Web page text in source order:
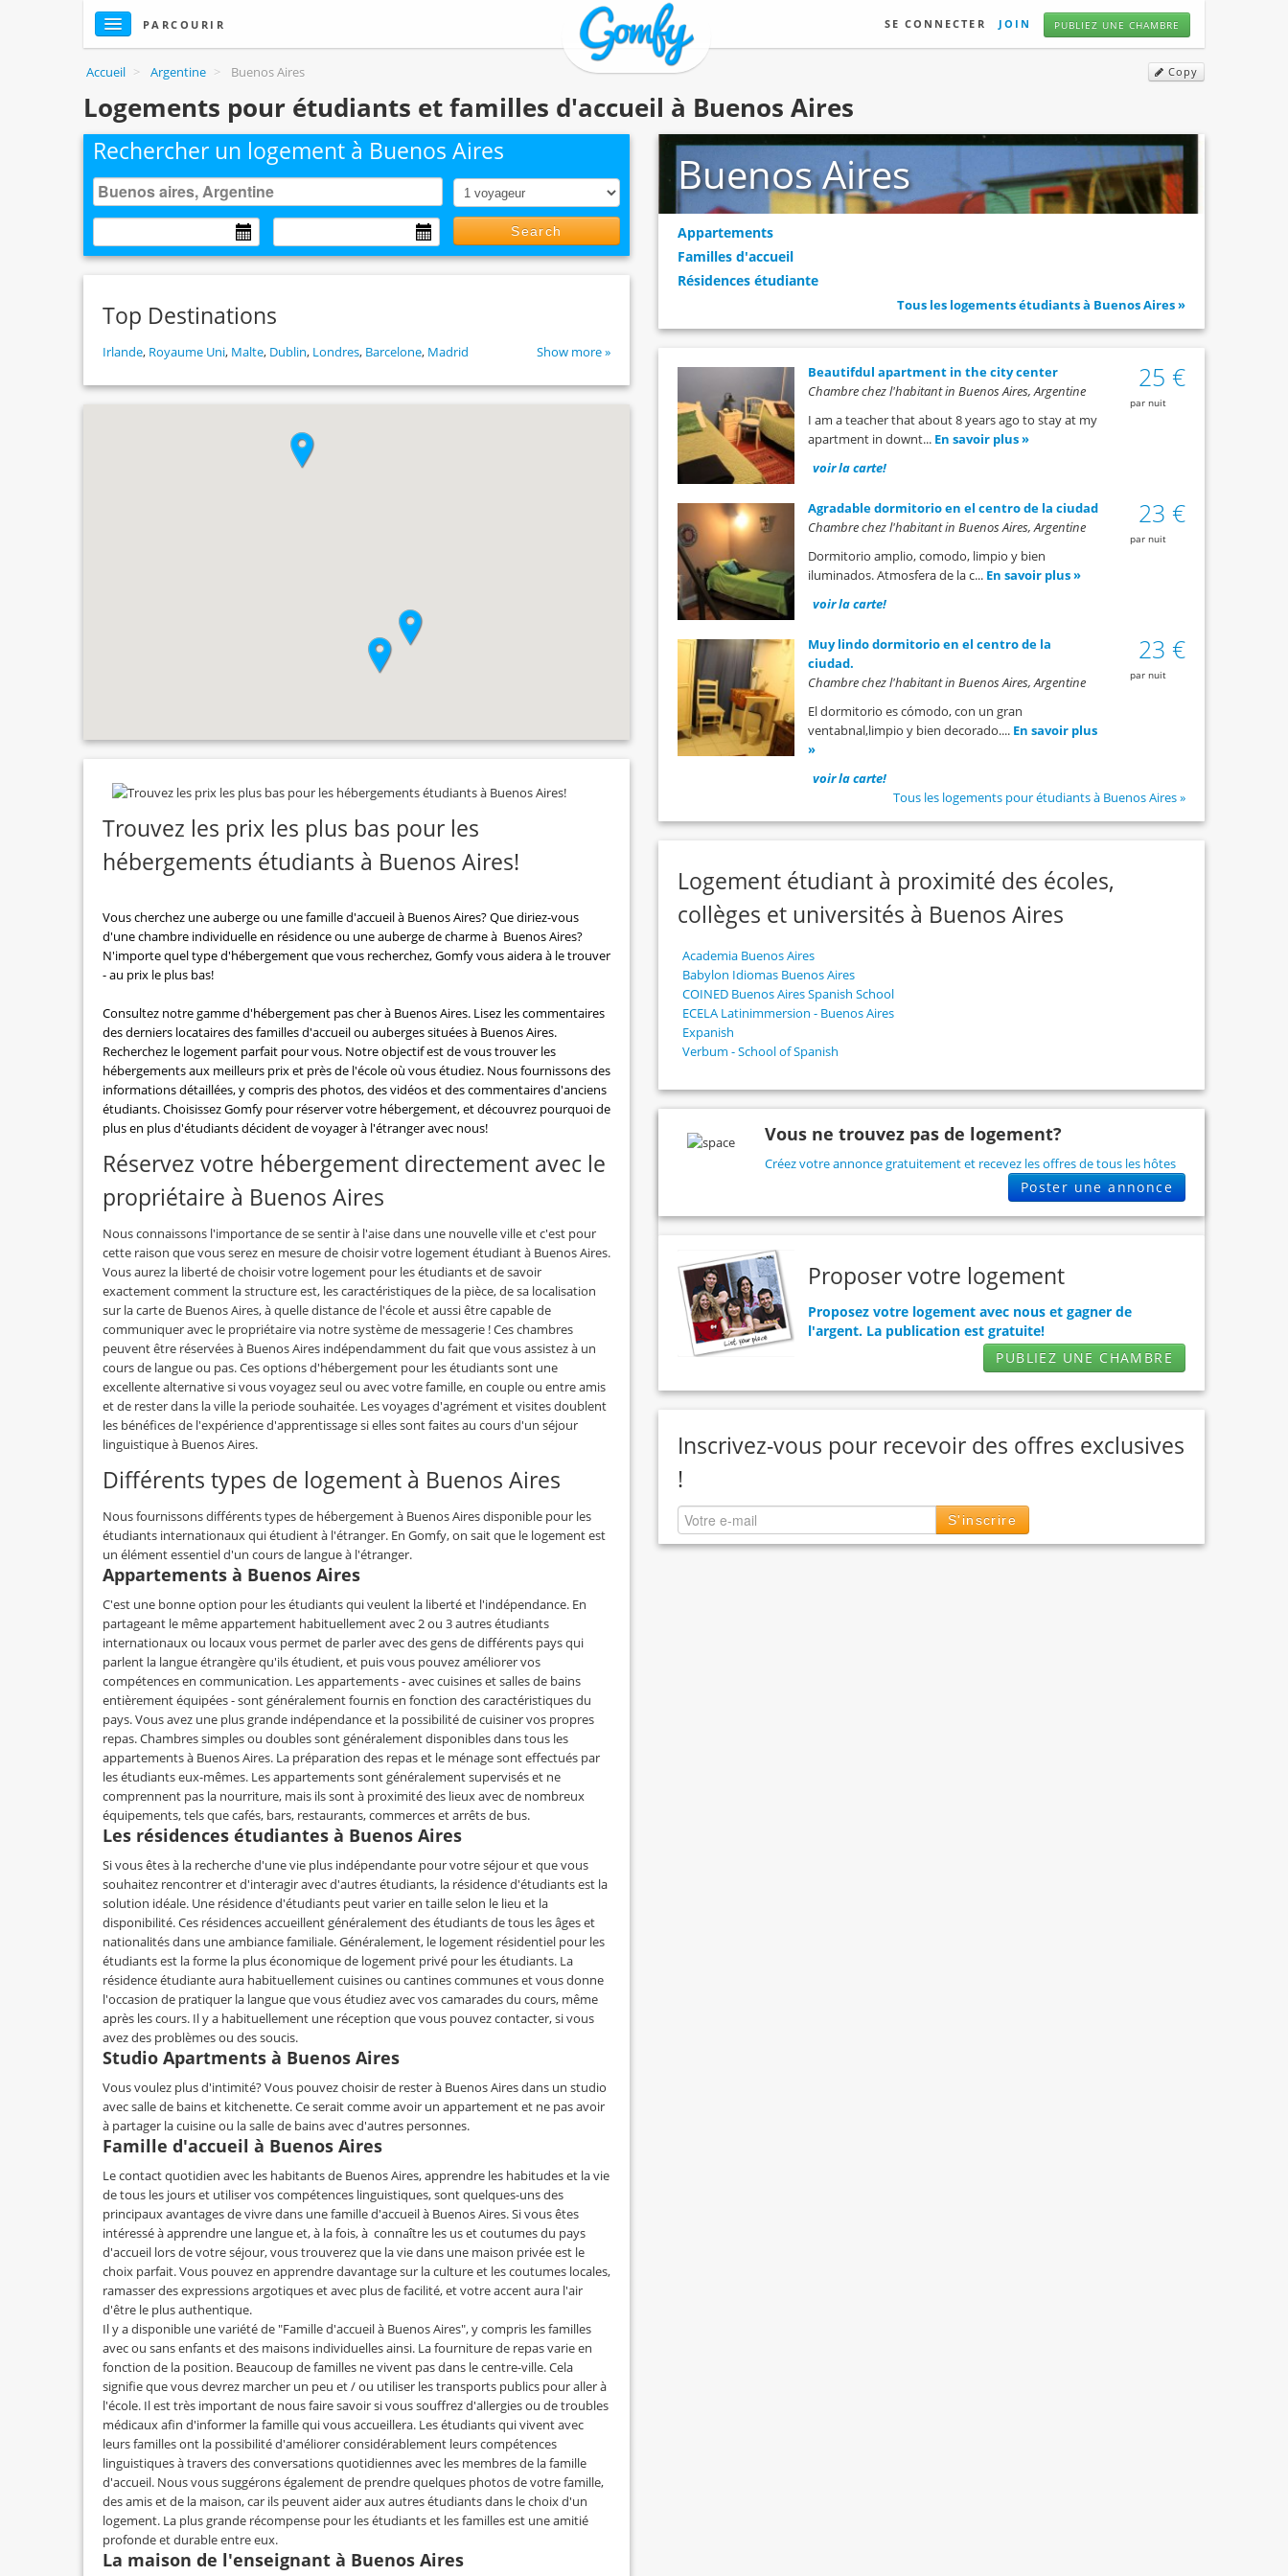
PARCOURIR SE CONNECTER JOIN PUBLIEZ UNE CHAMBRE
Copy
Accueil > Argentine > Buenos Aires
Logements pour étudiants et familles d'accueil à Buenos Aires
Rechercher un logement à Buenos Aires
Search
Top Destinations
Irlande, Royaume Uni, Malte, Dublin, Londres, Barcelone, Madrid Show more »
Trouvez les prix les plus bas pour les
hébergements étudiants à Buenos Aires!
Vous cherchez une auberge ou une famille d'accueil à Buenos Aires? Que diriez-vous
d'une chambre individuelle en résidence ou une auberge de charme à Buenos Aires?
N'importe quel type d'hébergement que vous recherchez, Gomfy vous aidera à le trouver
- au prix le plus bas!
Consultez notre gamme d'hébergement pas cher à Buenos Aires. Lisez les commentaires
des derniers locataires des familles d'accueil ou auberges situées à Buenos Aires.
Recherchez le logement parfait pour vous. Notre objectif est de vous trouver les
hébergements aux meilleurs prix et près de l'école où vous étudiez. Nous fournissons des
informations détaillées, y compris des photos, des vidéos et des commentaires d'anciens
étudiants. Choisissez Gomfy pour réserver votre hébergement, et découvrez pourquoi de
plus en plus d'étudiants décident de voyager à l'étranger avec nous!
Réservez votre hébergement directement avec le
propriétaire à Buenos Aires
Nous connaissons l'importance de se sentir à l'aise dans une nouvelle ville et c'est pour
cette raison que vous serez en mesure de choisir votre logement étudiant à Buenos Aires.
Vous aurez la liberté de choisir votre logement pour les étudiants et de savoir
exactement comment la structure est, les caractéristiques de la pièce, de sa localisation
sur la carte de Buenos Aires, à quelle distance de l'école et aussi être capable de
communiquer avec le propriétaire via notre système de messagerie ! Ces chambres
peuvent être réservées à Buenos Aires indépendamment du fait que vous assistez à un
cours de langue ou pas. Ces options d'hébergement pour les étudiants sont une
excellente alternative si vous voyagez seul ou avec votre famille, en couple ou entre amis
et de rester dans la ville la periode souhaitée. Les voyages d'agrément et visites doublent
les bénéfices de l'expérience d'apprentissage si elles sont faites au cours d'un séjour
linguistique à Buenos Aires.
Différents types de logement à Buenos Aires
Nous fournissons différents types de hébergement à Buenos Aires disponible pour les
étudiants internationaux qui étudient à l'étranger. En Gomfy, on sait que le logement est
un élément essentiel d'un cours de langue à l'étranger.
Appartements à Buenos Aires
C'est une bonne option pour les étudiants qui veulent la liberté et l'indépendance. En
partageant le même appartement habituellement avec 2 ou 3 autres étudiants
internationaux ou locaux vous permet de parler avec des gens de différents pays qui
parlent la langue étrangère qu'ils étudient, et puis vous pouvez améliorer vos
compétences en communication. Les appartements - avec cuisines et salles de bains
entièrement équipées - sont généralement fournis en fonction des caractéristiques du
pays. Vous avez une plus grande indépendance et la possibilité de cuisiner vos propres
repas. Chambres simples ou doubles sont généralement disponibles dans tous les
appartements à Buenos Aires. La préparation des repas et le ménage sont effectués par
les étudiants eux-mêmes. Les appartements sont généralement supervisés et ne
comprennent pas la nourriture, mais ils sont à proximité des lieux avec de nombreux
équipements, tels que cafés, bars, restaurants, commerces et arrêts de bus.
Les résidences étudiantes à Buenos Aires
Si vous êtes à la recherche d'une vie plus indépendante pour votre séjour et que vous
souhaitez rencontrer et d'interagir avec d'autres étudiants, la résidence d'étudiants est la
solution idéale. Une résidence d'étudiants peut varier en taille selon le lieu et la
disponibilité. Ces résidences accueillent généralement des étudiants de tous les âges et
nationalités dans une ambiance familiale. Généralement, le logement résidentiel pour les
étudiants est la forme la plus économique de logement privé pour les étudiants. La
résidence étudiante aura habituellement cuisines ou cantines communes et vous donne
l'occasion de pratiquer la langue que vous étudiez avec vos camarades du cours, même
après les cours. Il y a habituellement une réception que vous pouvez contacter, si vous
avez des problèmes ou des soucis.
Studio Apartments à Buenos Aires
Vous voulez plus d'intimité? Vous pouvez choisir de rester à Buenos Aires dans un studio
avec salle de bains et kitchenette. Ce serait comme avoir un appartement et ne pas avoir
à partager la cuisine ou la salle de bains avec d'autres personnes.
Famille d'accueil à Buenos Aires
Le contact quotidien avec les habitants de Buenos Aires, apprendre les habitudes et la vie
de tous les jours et utiliser vos compétences linguistiques, sont quelques-uns des
principaux avantages de vivre dans une famille d'accueil à Buenos Aires. Si vous êtes
intéressé à apprendre une langue et, à la fois, à connaître les us et coutumes du pays
d'accueil lors de votre séjour, vous trouverez que la vie dans une maison privée est le
choix parfait. Vous pouvez en apprendre davantage sur la culture et les coutumes locales,
ramasser des expressions argotiques et avec plus de facilité, et votre accent aura l'air
d'être le plus authentique.
Il y a disponible une variété de "Famille d'accueil à Buenos Aires", y compris les familles
avec ou sans enfants et des maisons individuelles ainsi. La fourniture de repas varie en
fonction de la position. Beaucoup de familles ne vivent pas dans le centre-ville. Cela
signifie que vous devrez marcher un peu et / ou utiliser les transports publics pour aller à
l'école. Il est très important de nous faire savoir si vous souffrez d'allergies ou de troubles
médicaux afin d'informer la famille qui vous accueillera. Les étudiants qui vivent avec
leurs familles ont la possibilité d'améliorer considérablement leurs compétences
linguistiques à travers des conversations quotidiennes avec les membres de la famille
d'accueil. Nous vous suggérons également de prendre quelques photos de votre famille,
des amis et de la maison, car ils peuvent aider aux autres étudiants dans le choix d'un
logement. La plus grande récompense pour les étudiants et les familles est une amitié
profonde et durable entre eux.
La maison de l'enseignant à Buenos Aires
Buenos Aires
Appartements
Familles d'accueil
Résidences étudiante
Tous les logements étudiants à Buenos Aires »
Beautifdul apartment in the city center
Chambre chez l'habitant in Buenos Aires, Argentine
I am a teacher that about 8 years ago to stay at my
apartment in downt... En savoir plus »
voir la carte!
25 €
par nuit
Agradable dormitorio en el centro de la ciudad
Chambre chez l'habitant in Buenos Aires, Argentine
Dormitorio amplio, comodo, limpio y bien
iluminados. Atmosfera de la c... En savoir plus »
voir la carte!
23 €
par nuit
Muy lindo dormitorio en el centro de la
ciudad.
Chambre chez l'habitant in Buenos Aires, Argentine
El dormitorio es cómodo, con un gran
ventabnal,limpio y bien decorado.... En savoir plus
»
voir la carte!
23 €
par nuit
Tous les logements pour étudiants à Buenos Aires »
Logement étudiant à proximité des écoles,
collèges et universités à Buenos Aires
Academia Buenos Aires
Babylon Idiomas Buenos Aires
COINED Buenos Aires Spanish School
ECELA Latinimmersion - Buenos Aires
Expanish
Verbum - School of Spanish
Vous ne trouvez pas de logement?
Créez votre annonce gratuitement et recevez les offres de tous les hôtes
Poster une annonce
Proposer votre logement
Proposez votre logement avec nous et gagner de
l'argent. La publication est gratuite!
PUBLIEZ UNE CHAMBRE
Inscrivez-vous pour recevoir des offres exclusives
!
S'inscrire